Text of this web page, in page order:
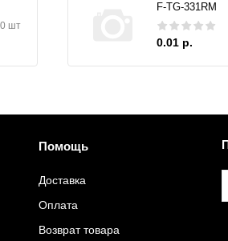
0 шт
F-TG-331RM
0.01 р.
Помощь
Доставка
Оплата
Возврат товара